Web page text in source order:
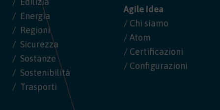
Energia
Regioni
Sicurezza
Sostanze
Sostenibilità
Trasporti
Agile Idea
/ Chi siamo
/ Atom
/ Certificazioni
/ Configurazioni